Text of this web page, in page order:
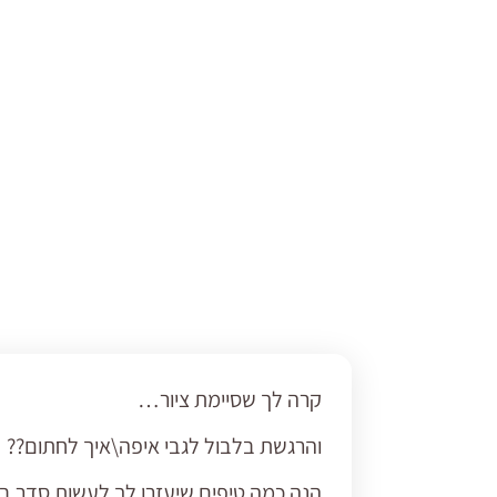
קרה לך שסיימת ציור…
והרגשת בלבול לגבי איפה\איך לחתום??